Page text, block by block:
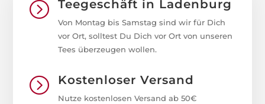
= Teegeschäft in Ladenburg
Von Montag bis Samstag sind wir für Dich
vor Ort, solltest Du Dich vor Ort von unseren
Tees überzeugen wollen.
= Kostenloser Versand
Nutze kostenlosen Versand ab 50€